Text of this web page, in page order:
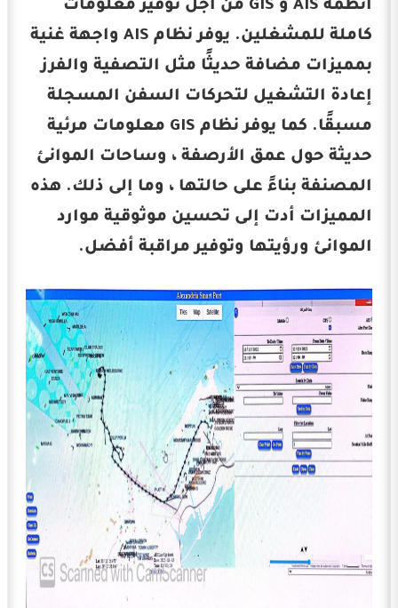
أنظمة AIS و GIS من أجل توفير معلومات
كاملة للمشغلين. يوفر نظام AIS واجهة غنية
بمميزات مضافة حديثًا مثل التصفية والفرز
إعادة التشغيل لتحركات السفن المسجلة
مسبقًا. كما يوفر نظام GIS معلومات مرئية
حديثة حول عمق الأرصفة ، وساحات الموانئ
المصنفة بناءً على حالتها ، وما إلى ذلك. هذه
المميزات أدت إلى تحسين موثوقية موارد
الموانئ ورؤيتها وتوفير مراقبة أفضل.